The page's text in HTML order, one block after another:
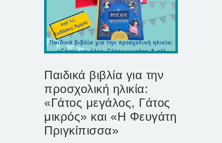
Παιδικά βιβλία για την
προσχολική ηλικία:
«Γάτος μεγάλος, Γάτος
μικρός» και «Η Φευγάτη
Πριγκίπισσα»